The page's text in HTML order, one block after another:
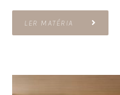
LER MATÉRIA